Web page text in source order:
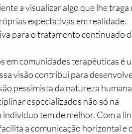
a visualizar algo que lhe traga
expectativas em realidade.
para o tratamento continuado
em comunidades terapêuticas é
visão contribui para
pessimista da natureza
especializados não só na
tem de melhor. Com a
a comunicação horizontal e